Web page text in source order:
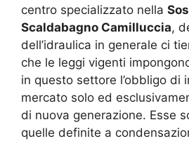
centro specializzato nella
Scaldabagno Camilluccia,
dell’idraulica in generale ci
che le leggi vigenti
in questo settore l’obbligo di
mercato solo ed
di nuova generazione. Esse
quelle definite a